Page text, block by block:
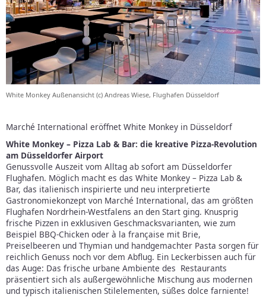
White Monkey Außenansicht (c) Andreas Wiese, Flughafen Düsseldorf
Marché International eröffnet White Monkey in Düsseldorf
White Monkey – Pizza Lab & Bar: die kreative Pizza-Revolution
am Düsseldorfer Airport
Genussvolle Auszeit vom Alltag ab sofort am Düsseldorfer
Flughafen. Möglich macht es das White Monkey – Pizza Lab &
Bar, das italienisch inspirierte und neu interpretierte
Gastronomiekonzept von Marché International, das am größten
Flughafen Nordrhein-Westfalens an den Start ging. Knusprig
frische Pizzen in exklusiven Geschmacksvarianten, wie zum
Beispiel BBQ-Chicken oder à la française mit Brie,
Preiselbeeren und Thymian und handgemachter Pasta sorgen für
reichlich Genuss noch vor dem Abflug. Ein Leckerbissen auch für
das Auge: Das frische urbane Ambiente des Restaurants
präsentiert sich als außergewöhnliche Mischung aus modernen
und typisch italienischen Stilelementen, süßes dolce farniente!